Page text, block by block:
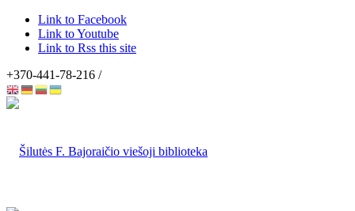
Link to Facebook
Link to Youtube
Link to Rss this site
+370-441-78-216 /